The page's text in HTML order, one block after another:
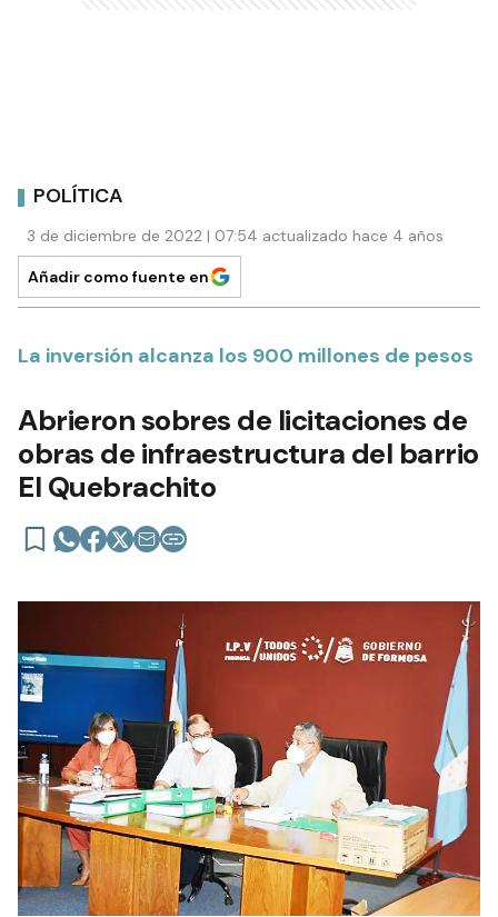
POLÍTICA
3 de diciembre de 2022 | 07:54 actualizado hace 4 años
Añadir como fuente en
La inversión alcanza los 900 millones de pesos
Abrieron sobres de licitaciones de
obras de infraestructura del barrio
El Quebrachito